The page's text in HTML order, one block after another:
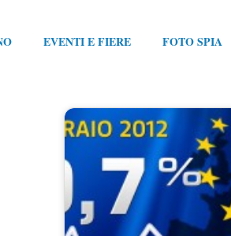
EVENTI E FIERE FOTO SPIA